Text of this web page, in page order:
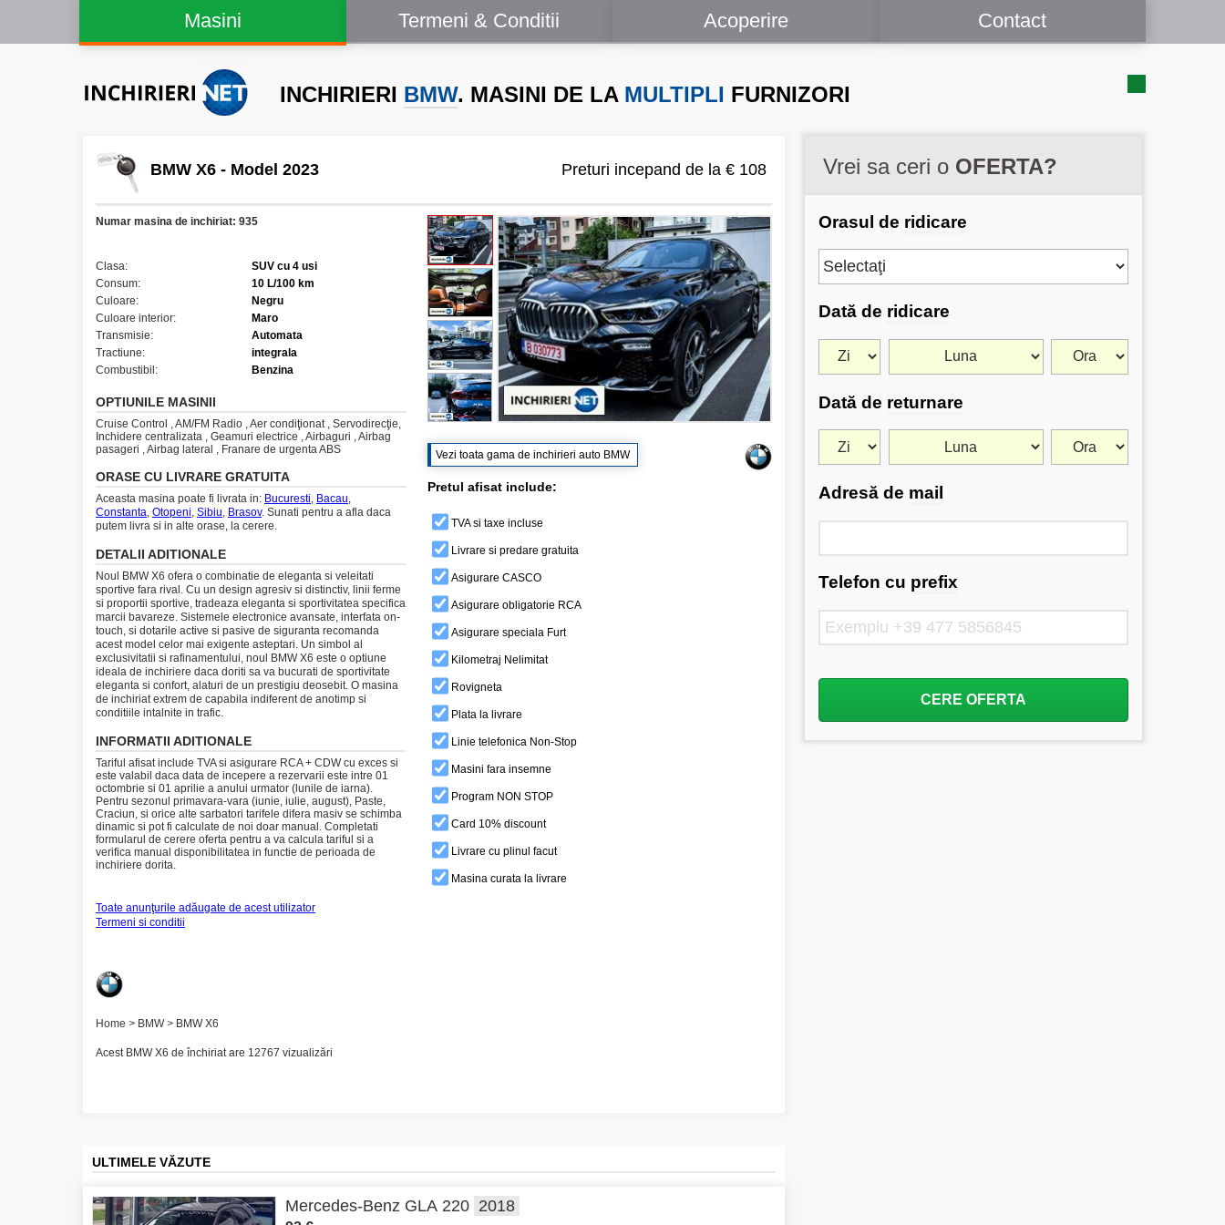
Masini Termeni & Conditii Acoperire Contact
INCHIRIERI BMW. MASINI DE LA MULTIPLI FURNIZORI
BMW X6 - Model 2023 Preturi incepand de la € 108
Numar masina de inchiriat: 935
Clasa:
SUV cu 4 usi
Consum:
10 L/100 km
Culoare:
Negru
Culoare interior:
Maro
Transmisie:
Automata
Tractiune:
integrala
Combustibil:
Benzina
OPTIUNILE MASINII
Cruise Control , AM/FM Radio , Aer condiţionat , Servodirecţie,
Inchidere centralizata , Geamuri electrice , Airbaguri , Airbag
pasageri , Airbag lateral , Franare de urgenta ABS
ORASE CU LIVRARE GRATUITA
Aceasta masina poate fi livrata in: Bucuresti, Bacau,
Constanta, Otopeni, Sibiu, Brasov. Sunati pentru a afla daca
putem livra si in alte orase, la cerere.
DETALII ADITIONALE
Noul BMW X6 ofera o combinatie de eleganta si veleitati
sportive fara rival. Cu un design agresiv si distinctiv, linii ferme
si proportii sportive, tradeaza eleganta si sportivitatea specifica
marcii bavareze. Sistemele electronice avansate, interfata on-
touch, si dotarile active si pasive de siguranta recomanda
acest model celor mai exigente asteptari. Un simbol al
exclusivitatii si rafinamentului, noul BMW X6 este o optiune
ideala de inchiriere daca doriti sa va bucurati de sportivitate
eleganta si confort, alaturi de un prestigiu deosebit. O masina
de inchiriat extrem de capabila indiferent de anotimp si
conditiile intalnite in trafic.
INFORMATII ADITIONALE
Tariful afisat include TVA si asigurare RCA + CDW cu exces si
este valabil daca data de incepere a rezervarii este intre 01
octombrie si 01 aprilie a anului urmator (lunile de iarna).
Pentru sezonul primavara-vara (iunie, iulie, august), Paste,
Craciun, si orice alte sarbatori tarifele difera masiv se schimba
dinamic si pot fi calculate de noi doar manual. Completati
formularul de cerere oferta pentru a va calcula tariful si a
verifica manual disponibilitatea in functie de perioada de
inchiriere dorita.
Toate anunţurile adăugate de acest utilizator
Termeni si conditii
Home > BMW > BMW X6
Acest BMW X6 de închiriat are 12767 vizualizări
Vezi toata gama de inchirieri auto BMW
Pretul afisat include:
TVA si taxe incluse
Livrare si predare gratuita
Asigurare CASCO
Asigurare obligatorie RCA
Asigurare speciala Furt
Kilometraj Nelimitat
Rovigneta
Plata la livrare
Linie telefonica Non-Stop
Masini fara insemne
Program NON STOP
Card 10% discount
Livrare cu plinul facut
Masina curata la livrare
ULTIMELE VĂZUTE
Mercedes-Benz GLA 220 2018
Vrei sa ceri o OFERTA?
Orasul de ridicare
Dată de ridicare
Dată de returnare
Adresă de mail
Telefon cu prefix
CERE OFERTA